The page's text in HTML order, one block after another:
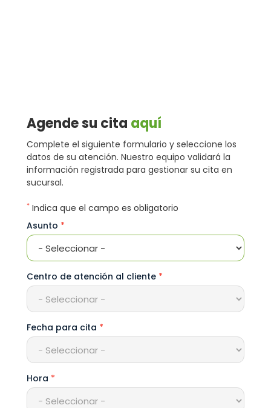
Agende su cita aquí
Complete el siguiente formulario y seleccione los
datos de su atención. Nuestro equipo validará la
información registrada para gestionar su cita en
sucursal.
* Indica que el campo es obligatorio
Asunto *
Centro de atención al cliente *
Fecha para cita *
Hora *